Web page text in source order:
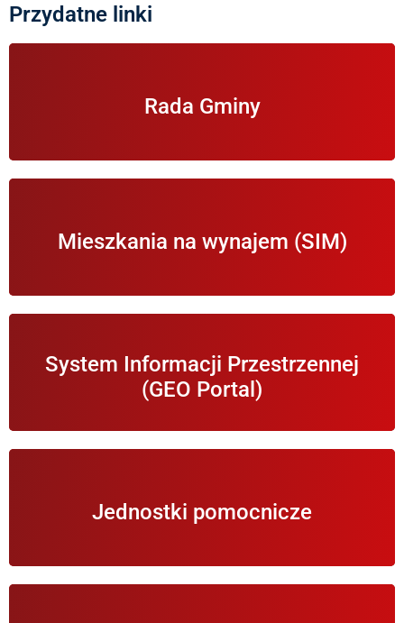
Przydatne linki
Rada Gminy
Mieszkania na wynajem (SIM)
wynajmu
System Informacji Przestrzennej
(GEO Portal)
Otwiera Gminny GeoPortal z mapami Gminy
Wierzchosławice.
Jednostki pomocnicze
podległych Wójtowi Gminy Wierzchosławice.